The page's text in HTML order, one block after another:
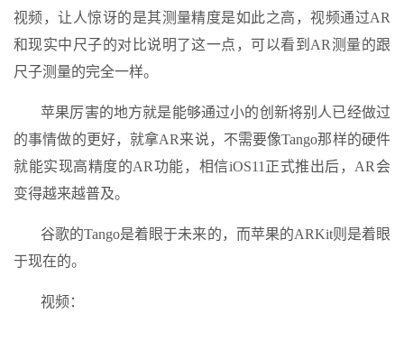
视频，让人惊讶的是其测量精度是如此之高，视频通过AR
和现实中尺子的对比说明了这一点，可以看到AR测量的跟
尺子测量的完全一样。
苹果厉害的地方就是能够通过小的创新将别人已经做过
的事情做的更好，就拿AR来说，不需要像Tango那样的硬件
就能实现高精度的AR功能，相信iOS11正式推出后，AR会
变得越来越普及。
谷歌的Tango是着眼于未来的，而苹果的ARKit则是着眼
于现在的。
视频：